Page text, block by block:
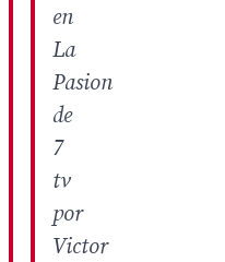
en
La
Pasion
de
7
tv
por
Victor